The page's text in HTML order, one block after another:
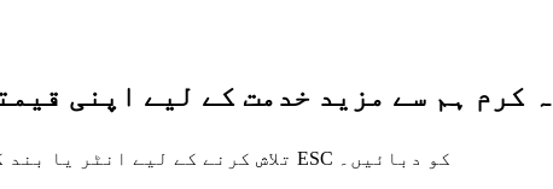
تلاش کرنے کے لیے انٹر یا بند کرنے کے لیے ESC کو دبائیں۔